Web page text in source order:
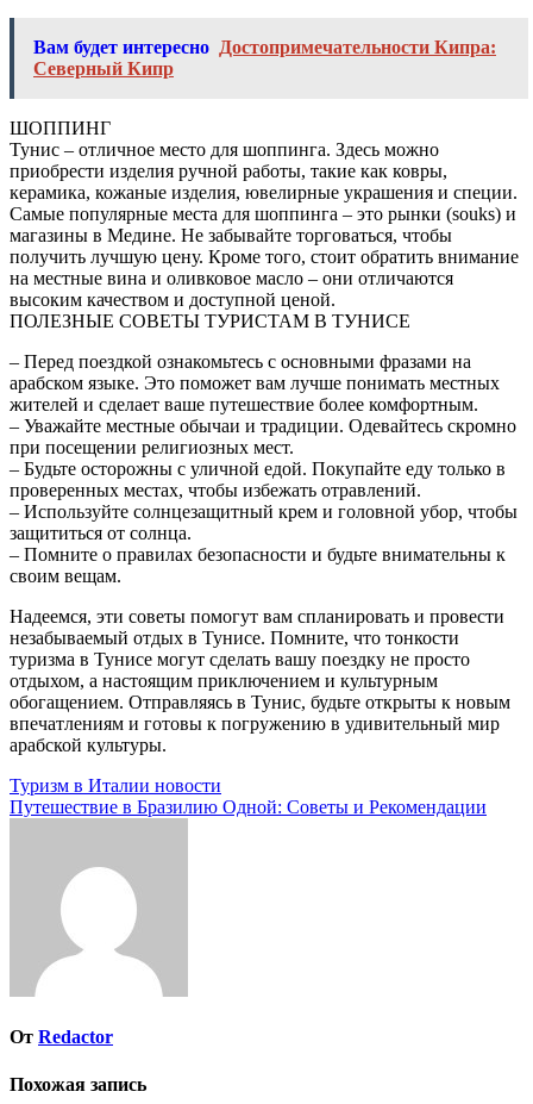
Вам будет интересно Достопримечательности Кипра:
Северный Кипр
ШОППИНГ
Тунис – отличное место для шоппинга. Здесь можно
приобрести изделия ручной работы, такие как ковры,
керамика, кожаные изделия, ювелирные украшения и специи.
Самые популярные места для шоппинга – это рынки (souks) и
магазины в Медине. Не забывайте торговаться, чтобы
получить лучшую цену. Кроме того, стоит обратить внимание
на местные вина и оливковое масло – они отличаются
высоким качеством и доступной ценой.
ПОЛЕЗНЫЕ СОВЕТЫ ТУРИСТАМ В ТУНИСЕ
– Перед поездкой ознакомьтесь с основными фразами на
арабском языке. Это поможет вам лучше понимать местных
жителей и сделает ваше путешествие более комфортным.
– Уважайте местные обычаи и традиции. Одевайтесь скромно
при посещении религиозных мест.
– Будьте осторожны с уличной едой. Покупайте еду только в
проверенных местах, чтобы избежать отравлений.
– Используйте солнцезащитный крем и головной убор, чтобы
защититься от солнца.
– Помните о правилах безопасности и будьте внимательны к
своим вещам.
Надеемся, эти советы помогут вам спланировать и провести
незабываемый отдых в Тунисе. Помните, что тонкости
туризма в Тунисе могут сделать вашу поездку не просто
отдыхом, а настоящим приключением и культурным
обогащением. Отправляясь в Тунис, будьте открыты к новым
впечатлениям и готовы к погружению в удивительный мир
арабской культуры.
Навигация
по
Туризм в Италии новости
Путешествие в Бразилию Одной: Советы и Рекомендации
От Redactor
Похожая запись